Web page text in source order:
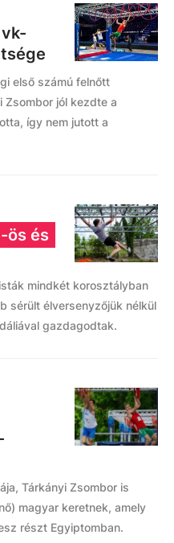
első számú felnőtt
Zsombor jól kezdte a
így nem jutott a
ös és
mindkét korosztályban
sérült élversenyzőjük nélkül
gazdagodtak.
Tárkányi Zsombor is
magyar keretnek, amely
részt Egyiptomban.